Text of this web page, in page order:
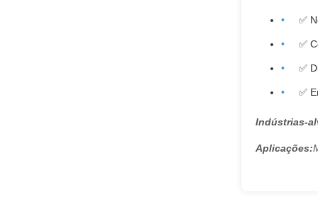
✅
✅
✅
✅
Indústrias-
Aplicações: